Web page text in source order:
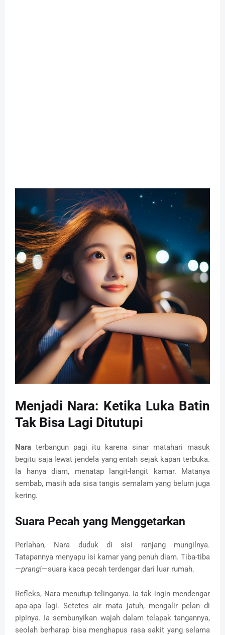
Menjadi Nara: Ketika Luka Batin
Tak Bisa Lagi Ditutupi
Nara terbangun pagi itu karena sinar matahari masuk
begitu saja lewat jendela yang entah sejak kapan terbuka.
Ia hanya diam, menatap langit-langit kamar. Matanya
sembab, masih ada sisa tangis semalam yang belum juga
kering.
Suara Pecah yang Menggetarkan
Perlahan, Nara duduk di sisi ranjang mungilnya.
Tatapannya menyapu isi kamar yang penuh diam. Tiba-tiba
—prang!—suara kaca pecah terdengar dari luar rumah.
Refleks, Nara menutup telinganya. Ia tak ingin mendengar
apa-apa lagi. Setetes air mata jatuh, mengalir pelan di
pipinya. Ia sembunyikan wajah dalam telapak tangannya,
seolah berharap bisa menghapus rasa sakit yang selama